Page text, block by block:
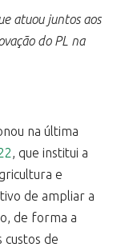
atuou juntos aos
do PL na
na última
, que institui a
e
de ampliar a
de forma a
custos de